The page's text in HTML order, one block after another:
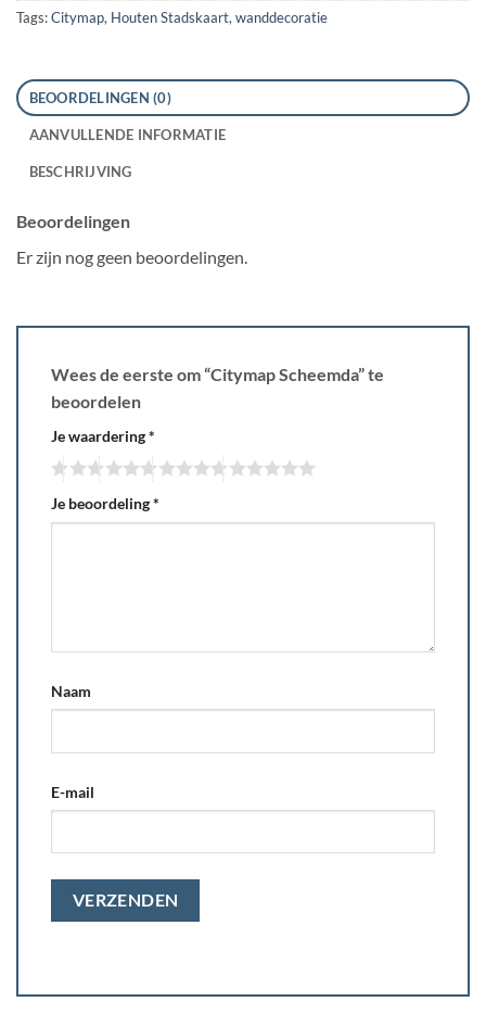
Tags:Citymap, Houten Stadskaart, wanddecoratie
BEOORDELINGEN (0)
AANVULLENDE INFORMATIE
BESCHRIJVING
Beoordelingen
Er zijn nog geen beoordelingen.
Wees de eerste om “Citymap Scheemda” te
beoordelen
Je waardering*
Je beoordeling*
Naam
E-mail